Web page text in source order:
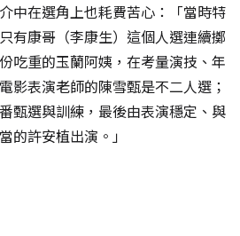
中在選角上也耗費苦心：「當時特
有康哥（李康生）這個人選連續擲
吃重的玉蘭阿姨，在考量演技、年
影表演老師的陳雪甄是不二人選；
甄選與訓練，最後由表演穩定、與
的許安植出演。」